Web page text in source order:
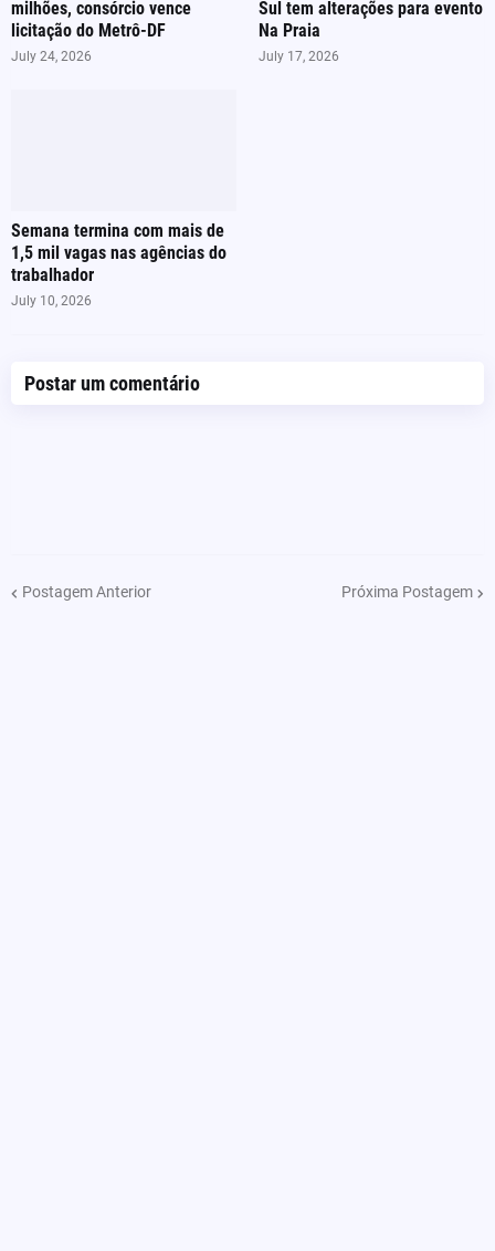
milhões, consórcio vence
licitação do Metrô-DF
July 24, 2026
Sul tem alterações para evento
Na Praia
July 17, 2026
Semana termina com mais de
1,5 mil vagas nas agências do
trabalhador
July 10, 2026
Postar um comentário
Postagem Anterior Próxima Postagem